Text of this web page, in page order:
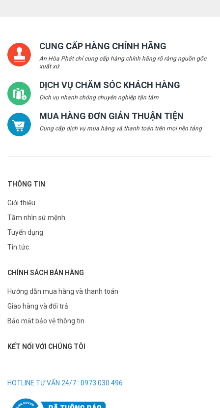
CUNG CẤP HÀNG CHÍNH HÃNG
An Hòa Phát chỉ cung cấp hàng chính hãng rõ ràng nguồn gốc
xuất xứ
DỊCH VỤ CHĂM SÓC KHÁCH HÀNG
Dịch vụ nhanh chóng chuyên nghiệp tận tâm
MUA HÀNG ĐƠN GIẢN THUẬN TIỆN
Cung cấp dịch vụ mua hàng và thanh toán trên mọi nền tảng
THÔNG TIN
Giới thiệu
Tầm nhìn sứ mệnh
Tuyển dụng
Tin tức
CHÍNH SÁCH BÁN HÀNG
Hướng dẫn mua hàng và thanh toán
Giao hàng và đổi trả
Bảo mật bảo vệ thông tin
KẾT NỐI VỚI CHÚNG TÔI
HOTLINE TƯ VẤN 24/7 : 0973.030.496